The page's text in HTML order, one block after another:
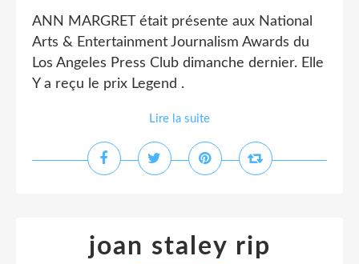
ANN MARGRET était présente aux National
Arts & Entertainment Journalism Awards du
Los Angeles Press Club dimanche dernier. Elle
Y a reçu le prix Legend .
Lire la suite
joan staley rip